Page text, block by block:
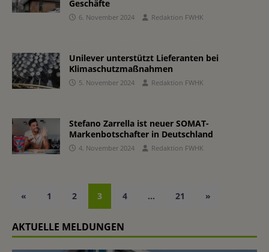
Geschäfte
6. November 2024 Redaktion FWHK
Unilever unterstützt Lieferanten bei
Klimaschutzmaßnahmen
5. November 2024 Redaktion FWHK
Stefano Zarrella ist neuer SOMAT-
Markenbotschafter in Deutschland
4. November 2024 Redaktion FWHK
« 1 2 3 4 … 21 »
AKTUELLE MELDUNGEN